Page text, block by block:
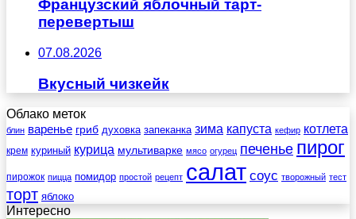
Французский яблочный тарт-
перевертыш
07.08.2026
Вкусный чизкейк
Облако меток
блин варенье гриб духовка запеканка зима капуста кефир котлета
крем куриный курица мультиварке мясо огурец печенье пирог
пирожок пицца помидор простой рецепт салат соус творожный тест
торт яблоко
Интересно